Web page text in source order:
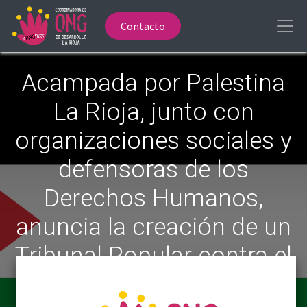
Contacto
Acampada por Palestina
La Rioja, junto con
organizaciones sociales y
defensoras de los
Derechos Humanos,
anuncia la creación de un
Tribunal Popular contra el
Genocidio en Palestina